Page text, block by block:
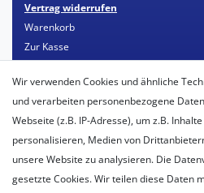
Vertrag widerrufen
Warenkorb
Zur Kasse
Mein Konto
Registrieren
Login
Unternehmen
Wir verwenden Cookies und ähnliche
und verarbeiten personenbezogene
Webseite (z.B. IP-Adresse), um z.B.
personalisieren, Medien von
unsere Website zu analysieren. Die
gesetzte Cookies. Wir teilen diese Daten